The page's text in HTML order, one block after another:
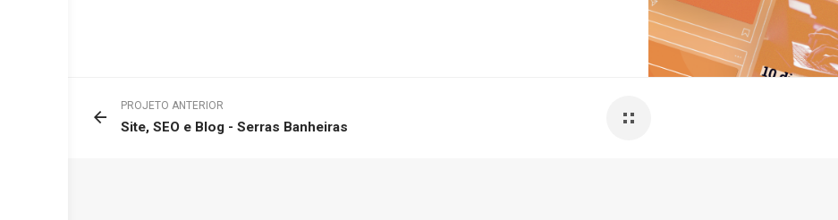
PROJETO ANTERIOR
Site, SEO e Blog - Serras Banheiras